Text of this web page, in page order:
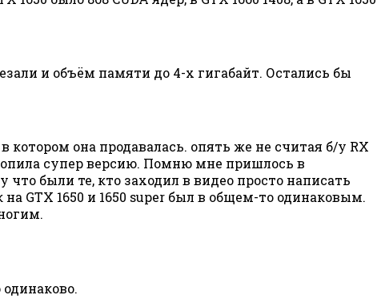
и объём памяти до 4-х гигабайт. Остались бы
она продавалась. опять же не считая б/у RX
супер версию. Помню мне пришлось в
были те, кто заходил в видео просто написать
GTX 1650 и 1650 super был в общем-то одинаковым.